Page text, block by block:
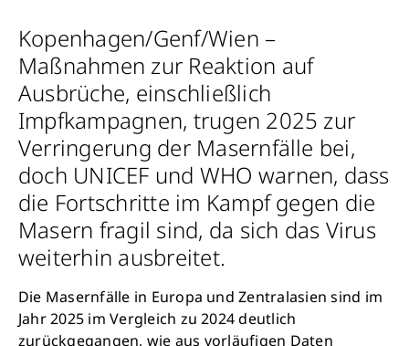
Kopenhagen/Genf/Wien –
Maßnahmen zur Reaktion auf
Ausbrüche, einschließlich
Impfkampagnen, trugen 2025 zur
Verringerung der Masernfälle bei,
doch UNICEF und WHO warnen, dass
die Fortschritte im Kampf gegen die
Masern fragil sind, da sich das Virus
weiterhin ausbreitet.
Die Masernfälle in Europa und Zentralasien sind im
Jahr 2025 im Vergleich zu 2024 deutlich
zurückgegangen, wie aus vorläufigen Daten